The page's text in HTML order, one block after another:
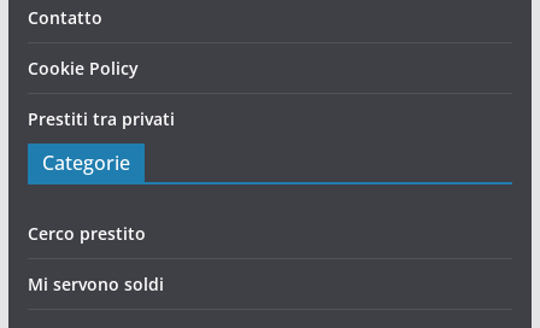
Contatto
Cookie Policy
Prestiti tra privati
Categorie
Cerco prestito
Mi servono soldi